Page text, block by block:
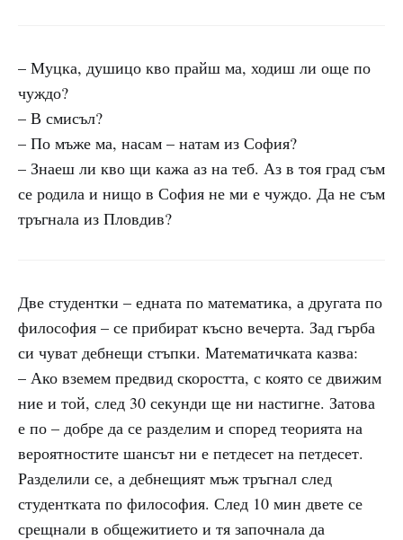
– Муцка, душицо кво прайш ма, ходиш ли още по
чуждо?
– В смисъл?
– По мъже ма, насам – натам из София?
– Знаеш ли кво щи кажа аз на теб. Аз в тоя град съм
се родила и нищо в София не ми е чуждо. Да не съм
тръгнала из Пловдив?
Две студентки – едната по математика, а другата по
философия – се прибират късно вечерта. Зад гърба
си чуват дебнещи стъпки. Математичката казва:
– Ако вземем предвид скоростта, с която се движим
ние и той, след 30 секунди ще ни настигне. Затова
е по – добре да се разделим и според теорията на
вероятностите шансът ни е петдесет на петдесет.
Разделили се, а дебнещият мъж тръгнал след
студентката по философия. След 10 мин двете се
срещнали в общежитието и тя започнала да